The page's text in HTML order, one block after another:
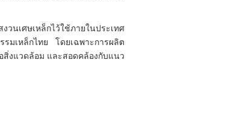
นเศษเหล็กไว้ใช้ภายในประเทศ
มเหล็กไทย โดยเฉพาะการผลิต
สิ่งแวดล้อม และสอดคล้องกับแนว